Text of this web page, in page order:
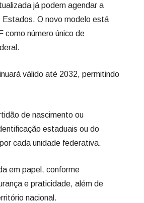
já podem agendar a
O novo modelo está
como número único de
válido até 2032, permitindo
de nascimento ou
estaduais ou do
cada unidade federativa.
em papel, conforme
e praticidade, além de
nacional.